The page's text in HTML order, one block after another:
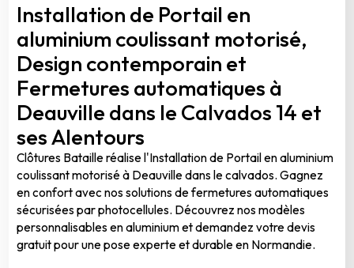
Installation de Portail en
aluminium coulissant motorisé,
Design contemporain et
Fermetures automatiques à
Deauville dans le Calvados 14 et
ses Alentours
Clôtures Bataille réalise l'Installation de Portail en aluminium
coulissant motorisé à Deauville dans le calvados. Gagnez
en confort avec nos solutions de fermetures automatiques
sécurisées par photocellules. Découvrez nos modèles
personnalisables en aluminium et demandez votre devis
gratuit pour une pose experte et durable en Normandie.